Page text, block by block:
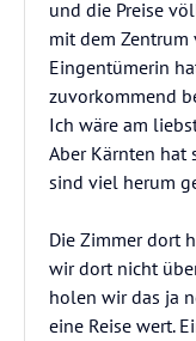
und die Preise
mit dem
Eingentümerin
zuvorkommend
Ich wäre am
Aber Kärnten hat
sind viel herum
Die Zimmer dort
wir dort nicht
holen wir das ja
eine Reise wert.